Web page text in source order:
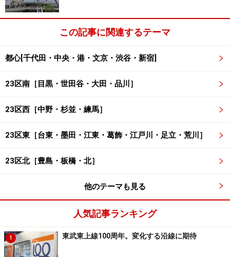
この記事に関連するテーマ
都心[千代田・中央・港・文京・渋谷・新宿]
23区南［目黒・世田谷・大田・品川］
23区西［中野・杉並・練馬］
23区東［台東・墨田・江東・葛飾・江戸川・足立・荒川］
23区北［豊島・板橋・北］
他のテーマも見る
人気記事ランキング
1 東武東上線100周年。変化する沿線に期待